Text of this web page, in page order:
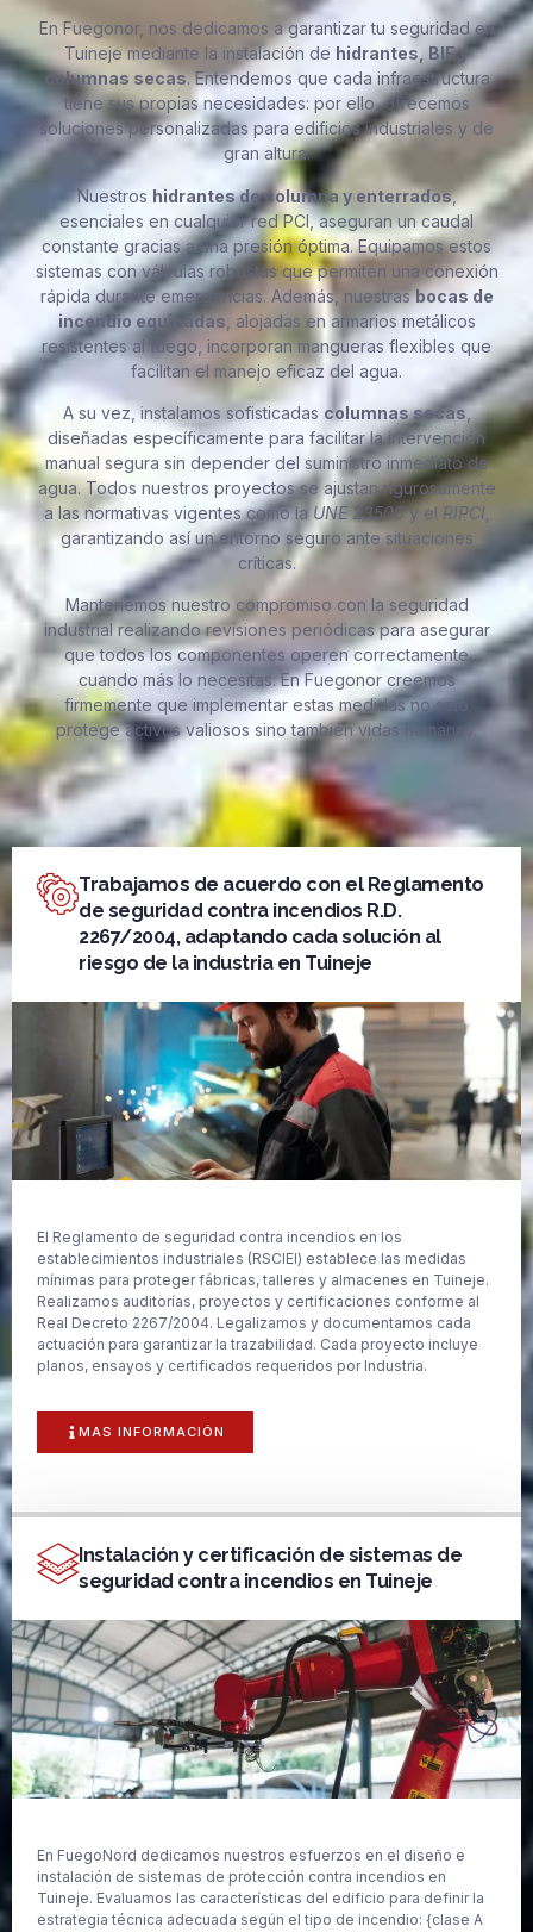
En Fuegonor, nos dedicamos a garantizar tu seguridad en
Tuineje mediante la instalación de hidrantes, BIE y
columnas secas. Entendemos que cada infraestructura
tiene sus propias necesidades: por ello, ofrecemos
soluciones personalizadas para edificios industriales y de
gran altura.
Nuestros hidrantes de columna y enterrados,
esenciales en cualquier red PCI, aseguran un caudal
constante gracias a una presión óptima. Equipamos estos
sistemas con válvulas robustas que permiten una conexión
rápida durante emergencias. Además, nuestrasbocas de
incendio equipadas , alojadas en armarios metálicos
resistentes al fuego, incorporan mangueras flexibles que
facilitan el manejo eficaz del agua.
A su vez, instalamos sofisticadas columnas secas
diseñadas específicamente para facilitar la intervención
manual segura sin depender del suministro inmediato de
agua. Todos nuestros proyectos se ajustan rigurosamente
a las normativas vigentes como laUNE 23500y el RIPCI
garantizando así un entorno seguro ante situaciones
críticas.
Mantenemos nuestro compromiso con la seguridad
industrial realizando revisiones periódicas para asegurar
que todos los componentes operen correctamente
cuando más lo necesitas. En Fuegonor creemos
firmemente que implementar estas medidas no solo
protege activos valiosos sino también vidas humanas.
Trabajamos de acuerdo con el Reglamento
de seguridad contra incendios R.D.
2267/2004, adaptando cada solución al
riesgo de la industria en Tuineje
El Reglamento de seguridad contra incendios en los
establecimientos industriales (RSCIEI) establece las medidas
mínimas para proteger fábricas, talleres y almacenes en Tuineje.
Realizamos auditorías, proyectos y certificaciones conforme al
Real Decreto 2267/2004. Legalizamos y documentamos cada
actuación para garantizar la trazabilidad. Cada proyecto incluye
planos, ensayos y certificados requeridos por Industria.
MAS INFORMACIÓN
Instalación y certificación de sistemas de
seguridad contra incendios en Tuineje
En FuegoNord dedicamos nuestros esfuerzos en el diseño e
instalación de sistemas de protección contra incendios en
Tuineje. Evaluamos las características del edificio para definir la
estrategia técnica adecuada según el tipo de incendio: {clase A